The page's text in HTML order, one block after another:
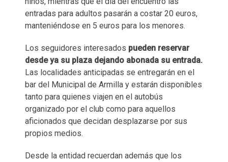
entradas para adultos pasarán a costar 20 euros,
manteniéndose en 5 euros para los menores.
Los seguidores interesados pueden reservar
desde ya su plaza dejando abonada su entrada.
Las localidades anticipadas se entregarán en el
bar del Municipal de Armilla y estarán disponibles
tanto para quienes viajen en el autobús
organizado por el club como para aquellos
aficionados que decidan desplazarse por sus
propios medios.
Desde la entidad recuerdan además que los